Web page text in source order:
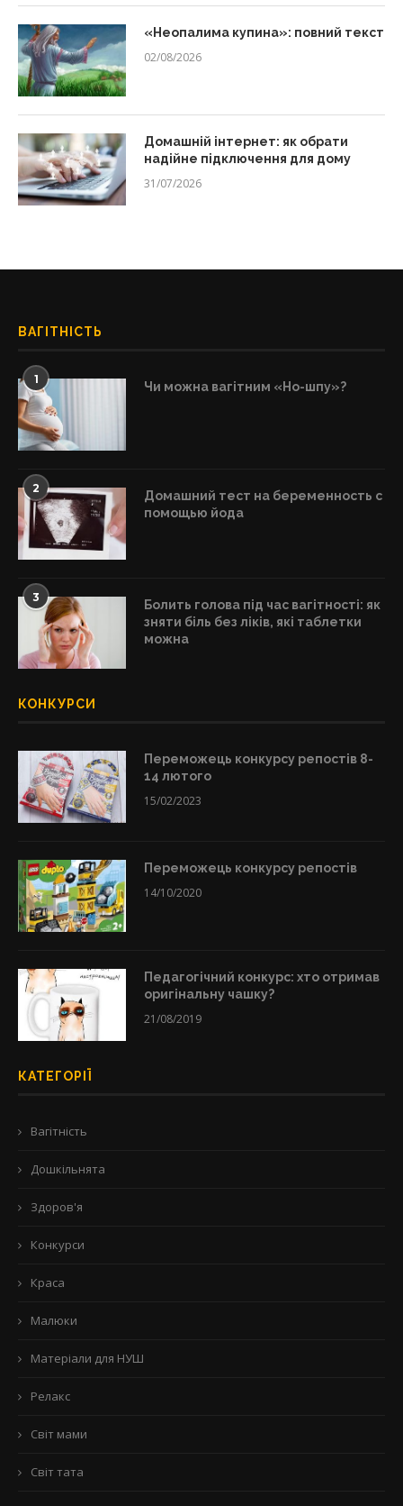
«Неопалима купина»: повний текст
02/08/2026
Домашній інтернет: як обрати
надійне підключення для дому
31/07/2026
ВАГІТНІСТЬ
1 Чи можна вагітним «Но-шпу»?
2
Домашний тест на беременность с
помощью йода
3
Болить голова під час вагітності: як
зняти біль без ліків, які таблетки
можна
КОНКУРСИ
Переможець конкурсу репостів 8-
14 лютого
15/02/2023
Переможець конкурсу репостів
14/10/2020
Педагогічний конкурс: хто отримав
оригінальну чашку?
21/08/2019
КАТЕГОРІЇ
Вагітність
Дошкільнята
Здоров'я
Конкурси
Краса
Малюки
Матеріали для НУШ
Релакс
Світ мами
Світ тата